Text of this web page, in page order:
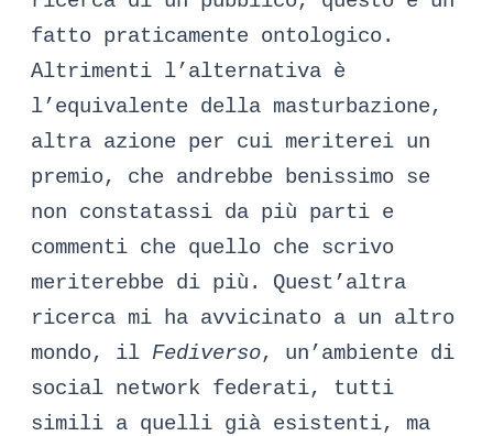
fatto praticamente ontologico.
Altrimenti l’alternativa è
l’equivalente della masturbazione,
altra azione per cui meriterei un
premio, che andrebbe benissimo se
non constatassi da più parti e
commenti che quello che scrivo
meriterebbe di più. Quest’altra
ricerca mi ha avvicinato a un altro
mondo, il Fediverso, un’ambiente di
social network federati, tutti
simili a quelli già esistenti, ma